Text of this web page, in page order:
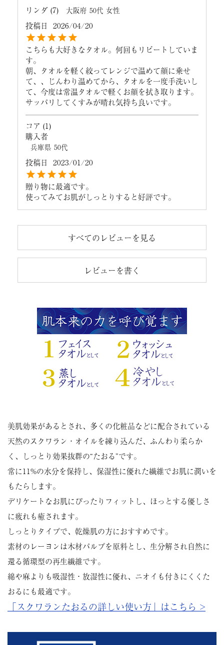
リンダ 7 大阪府 50代 女性
投稿日 2026/04/20
こちらも大好きなタオル。何回もリピートしていま
す。
朝、タオルを軽く絞ってレンジで温めて顔に乗せ
て、、じんわり温めてから、タオルを一度手洗いし
て、今度は常温タオルで軽くお顔を拭き取ります。
サッパリしてくすみが晴れ気持ち良いです。
コア 1
購入者
兵庫県 50代
投稿日 2023/01/20
贈り物に最適です。
使ってみてお肌がしっとりすると好評です。
すべてのレビューを見る
レビューを書く
美肌効果があるとされ、多くの化粧品などに配合されている
天然のスクワラン・オイルを練り込んだ、ふんわり柔らか
く、しっとり効果抜群の“たおる”です。
常に11%の水分を保持し、保湿性に優れた繊維でお肌に潤いを
もたらします。
デリケートなお肌にぴったりフィットし、ほっとする優しさ
に疲れも癒されます。
しっとりタイプで、乾燥肌の方におすすめです。
素材のレーヨンは木材パルプを原料とし、生分解され自然に
還る循環型の再生繊維です。
綿や麻よりも吸湿性・放湿性に優れ、ニオイも付きにくくた
おるにも最適です。
「スクワランたおるの詳しい使い方」はこちら >